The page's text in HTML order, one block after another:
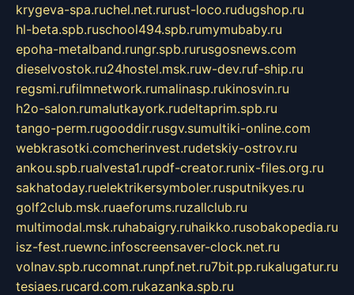
krygeva-spa.ruchel.net.rurust-loco.rudugshop.ru
hl-beta.spb.ruschool494.spb.rumymubaby.ru
epoha-metalband.rungr.spb.rurusgosnews.com
dieselvostok.ru24hostel.msk.ruw-dev.ruf-ship.ru
regsmi.rufilmnetwork.rumalinasp.rukinosvin.ru
h2o-salon.rumalutkayork.rudeltaprim.spb.ru
tango-perm.rugooddir.rusgv.sumultiki-online.com
webkrasotki.comcherinvest.rudetskiy-ostrov.ru
ankou.spb.rualvesta1.rupdf-creator.runix-files.org.ru
sakhatoday.ruelektrikersymboler.rusputnikyes.ru
golf2club.msk.ruaeforums.ruzallclub.ru
multimodal.msk.ruhabaigry.ruhaikko.rusobakopedia.ru
isz-fest.ruewnc.infoscreensaver-clock.net.ru
volnav.spb.rucomnat.runpf.net.ru7bit.pp.rukalugatur.ru
tesiaes.rucard.com.rukazanka.spb.ru